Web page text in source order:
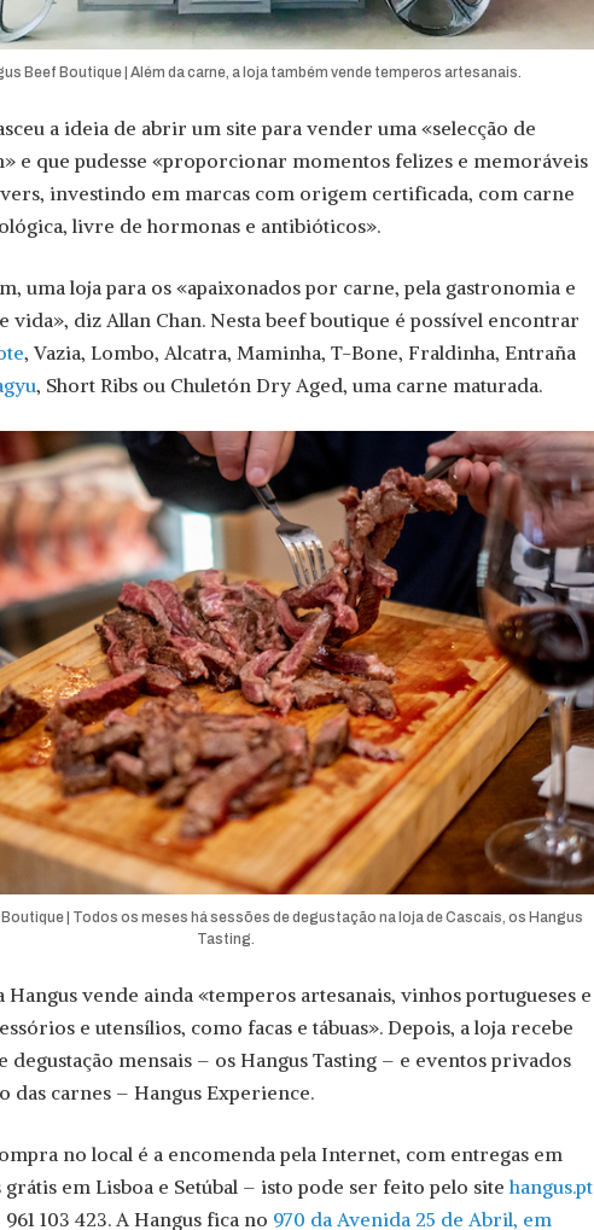
Beef Boutique | Além da carne, a loja também vende temperos artesanais.
a ideia de abrir um site para vender uma «selecção de
e que pudesse «proporcionar momentos felizes e memoráveis
investindo em marcas com origem certificada, com carne
livre de hormonas e antibióticos».
uma loja para os «apaixonados por carne, pela gastronomia e
vida», diz Allan Chan. Nesta beef boutique é possível encontrar
, Vazia, Lombo, Alcatra, Maminha, T-Bone, Fraldinha, Entraña
, Short Ribs ou Chuletón Dry Aged, uma carne maturada.
| Todos os meses há sessões de degustação na loja de Cascais, os Hangus
Tasting.
Hangus vende ainda «temperos artesanais, vinhos portugueses e
e utensílios, como facas e tábuas». Depois, a loja recebe
degustação mensais – os Hangus Tasting – e eventos privados
das carnes – Hangus Experience.
no local é a encomenda pela Internet, com entregas em
grátis em Lisboa e Setúbal – isto pode ser feito pelo site hangus.pt
103 423. A Hangus fica no 970 da Avenida 25 de Abril, em